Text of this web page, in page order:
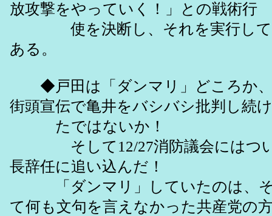
放攻撃をやっていく！」との戦術行
使を決断し、それを実行して
ある。
◆戸田は「ダンマリ」どころか、
街頭宣伝で亀井をバシバシ批判し続け
たではないか！
そして12/27消防議会にはつい
長辞任に追い込んだ！
「ダンマリ」していたのは、そ
て何も文句を言えなかった共産党の